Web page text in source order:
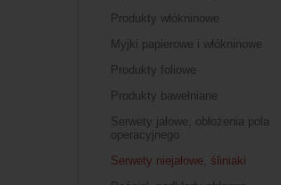
Produkty włókninowe
Myjki papierowe i włókninowe
Produkty foliowe
Produkty bawełniane
Serwety jałowe, obłożenia pola
operacyjnego
Serwety niejałowe, śliniaki